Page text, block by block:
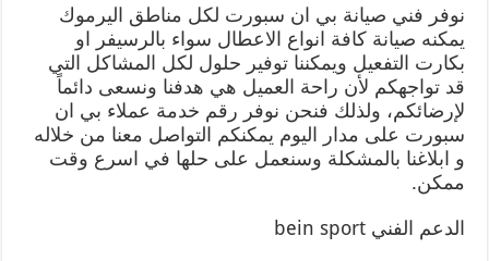
نوفر فني صيانة بي ان سبورت لكل مناطق اليرموك
يمكنه صيانة كافة انواع الاعطال سواء بالرسيفر او
بكارت التفعيل ويمكننا توفير حلول لكل المشاكل التي
قد تواجهكم لأن راحة العميل هي هدفنا ونسعى دائماً
لإرضائكم، ولذلك فنحن نوفر رقم خدمة عملاء بي ان
سبورت على مدار اليوم يمكنكم التواصل معنا من خلاله
و ابلاغنا بالمشكلة وسنعمل على حلها في اسرع وقت
ممكن.
الدعم الفني bein sport